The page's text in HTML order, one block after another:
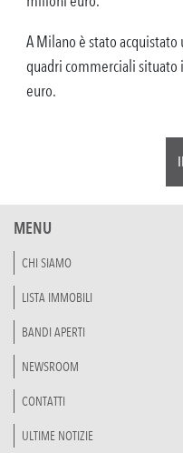
A Milano è stato
quadri commerciali situato
euro.
MENU
CHI SIAMO
LISTA IMMOBILI
BANDI APERTI
NEWSROOM
CONTATTI
ULTIME NOTIZIE